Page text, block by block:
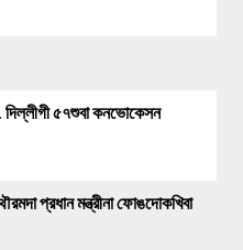
দিল্লীগী ৫৭শুবা কনভোকেসন
প্রধান মন্ত্রীনা ফোঙদোকখিবা